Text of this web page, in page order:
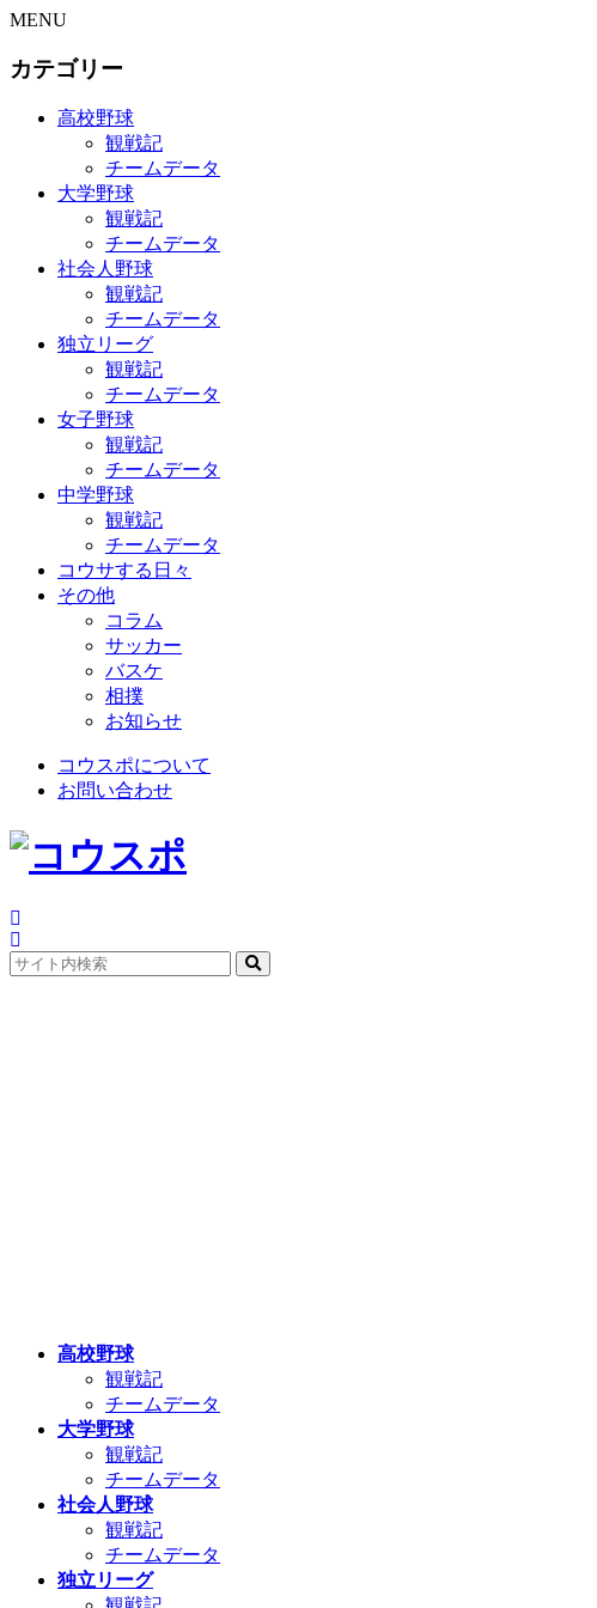
MENU
カテゴリー
高校野球
観戦記
チームデータ
大学野球
観戦記
チームデータ
社会人野球
観戦記
チームデータ
独立リーグ
観戦記
チームデータ
女子野球
観戦記
チームデータ
中学野球
観戦記
チームデータ
コウサする日々
その他
コラム
サッカー
バスケ
相撲
お知らせ
コウスポについて
お問い合わせ
高校野球
観戦記
チームデータ
大学野球
観戦記
チームデータ
社会人野球
観戦記
チームデータ
独立リーグ